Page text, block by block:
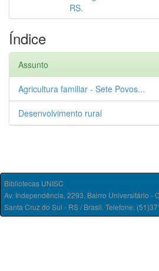
RS.
Índice
Assunto
Agricultura familiar - Sete Povos...
Desenvolvimento rural
Bibliotecas UNISC
Av. Independência, 2293, Bairro Universitário -
Santa Cruz do Sul - RS / Brasil. Telefone: